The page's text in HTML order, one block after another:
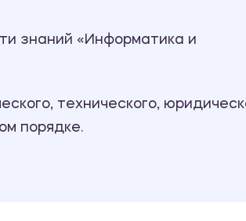
Ответы
знаний «Информатика и
технического,
порядке.